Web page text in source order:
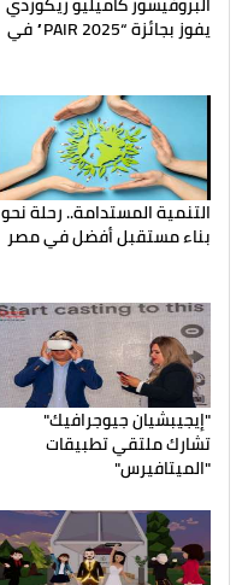
يفوز بجائزة “PAIR 2025” في
التنمية المستدامة.. رحلة نحو
بناء مستقبل أفضل في مصر
"إيجيبشيان جيوجرافيك"
تشارك ملتقي تطبيقات
"الميتافيرس"